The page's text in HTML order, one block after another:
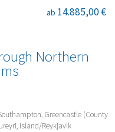
Northern
ab 14.885,00 €
Greencastle (County
Island/Reykjavik